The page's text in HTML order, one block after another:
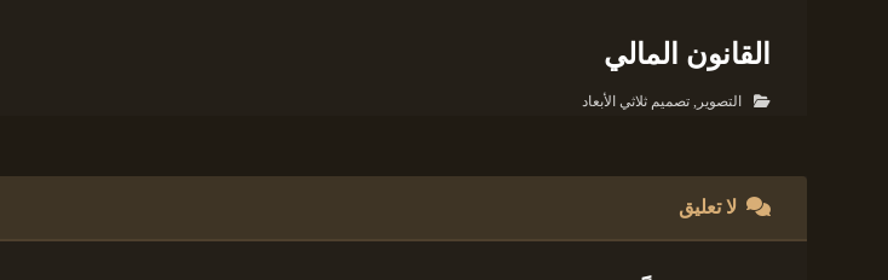
القانون المالي
التصوير ,تصميم ثلاثي الأبعاد
لا تعليق